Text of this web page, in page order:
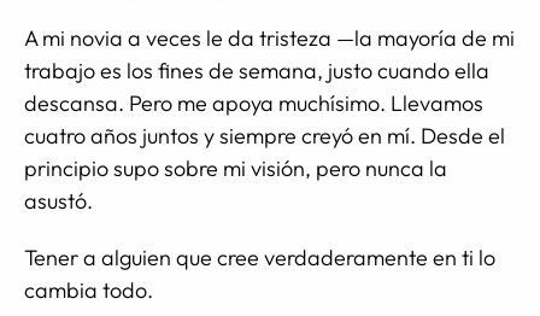
A mi novia a veces le da tristeza —la mayoría de mi
trabajo es los fines de semana, justo cuando ella
descansa. Pero me apoya muchísimo. Llevamos
cuatro años juntos y siempre creyó en mí. Desde el
principio supo sobre mi visión, pero nunca la
asustó.
Tener a alguien que cree verdaderamente en ti lo
cambia todo.